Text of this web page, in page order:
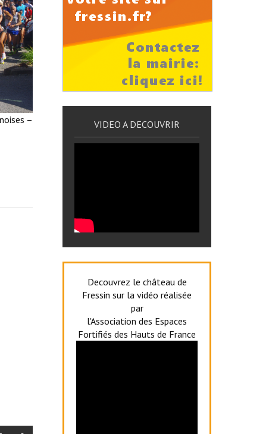
–
VIDEO A DECOUVRIR
Decouvrez le château de
Fressin sur la vidéo réalisée
par
l'Association des Espaces
Fortifiés des Hauts de France